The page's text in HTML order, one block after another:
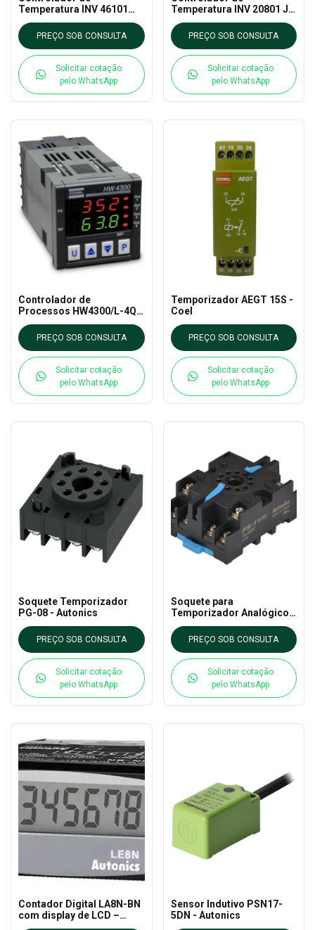
Temperatura INV 46101
/J/RR – INOVA
PREÇO SOB CONSULTA
Solicitar cotação
pelo WhatsApp
Temperatura INV 20801 J –
Inova
PREÇO SOB CONSULTA
Solicitar cotação
pelo WhatsApp
Controlador de
Processos HW4300/L-4Q
– Coel
PREÇO SOB CONSULTA
Solicitar cotação
pelo WhatsApp
Temporizador AEGT 15S -
Coel
PREÇO SOB CONSULTA
Solicitar cotação
pelo WhatsApp
Soquete Temporizador
PG-08 - Autonics
PREÇO SOB CONSULTA
Solicitar cotação
pelo WhatsApp
Soquete para
Temporizador Analógico
PS-11 - Autonics
PREÇO SOB CONSULTA
Solicitar cotação
pelo WhatsApp
Contador Digital LA8N-BN
com display de LCD –
Autonics
Sensor Indutivo PSN17-
5DN - Autonics